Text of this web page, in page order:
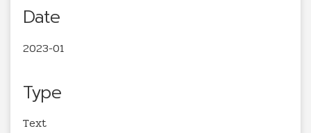
Date
2023-01
Type
Text